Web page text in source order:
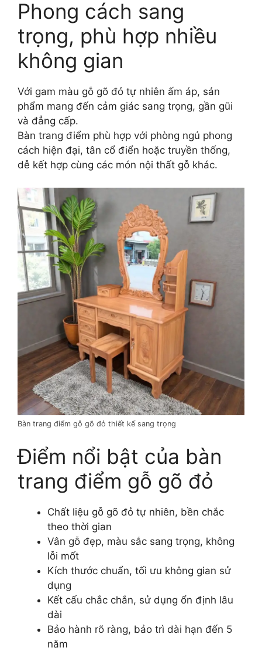
Phong cách sang
trọng, phù hợp nhiều
không gian
Với gam màu gỗ gõ đỏ tự nhiên ấm áp, sản
phẩm mang đến cảm giác sang trọng, gần gũi
và đẳng cấp.
Bàn trang điểm phù hợp với phòng ngủ phong
cách hiện đại, tân cổ điển hoặc truyền thống,
dễ kết hợp cùng các món nội thất gỗ khác.
Bàn trang điểm gỗ gõ đỏ thiết kế sang trọng
Điểm nổi bật của bàn
trang điểm gỗ gõ đỏ
Chất liệu gỗ gõ đỏ tự nhiên, bền chắc
theo thời gian
Vân gỗ đẹp, màu sắc sang trọng, không
lỗi mốt
Kích thước chuẩn, tối ưu không gian sử
dụng
Kết cấu chắc chắn, sử dụng ổn định lâu
dài
Bảo hành rõ ràng, bảo trì dài hạn đến 5
năm